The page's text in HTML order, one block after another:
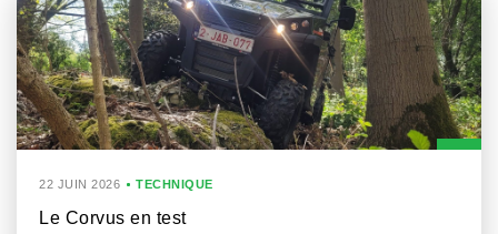
22 JUIN 2026 TECHNIQUE
Le Corvus en test